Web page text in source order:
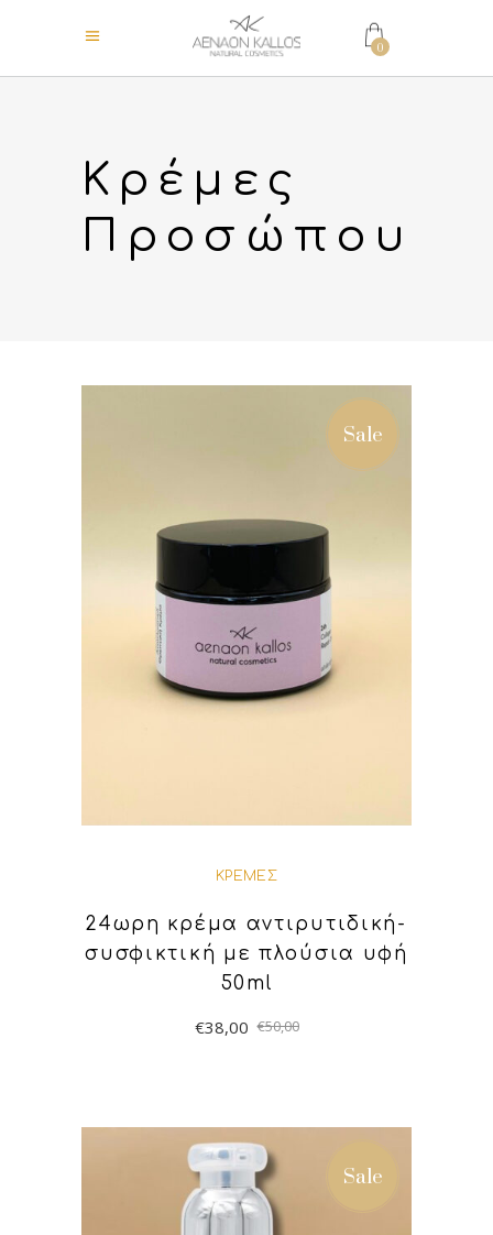
0
Κρέμες
Προσώπου
Sale
ΚΡΈΜΕΣ
24ωρη κρέμα αντιρυτιδική-
συσφικτική με πλούσια υφή
50ml
€50,00
€38,00
Sale